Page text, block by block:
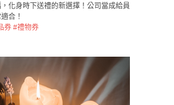
化身時下送禮的新選擇！公司當成給員
合！
券 #禮物券